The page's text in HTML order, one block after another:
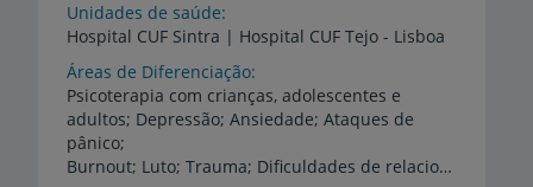
Unidades de saúde
Hospital CUF Sintra | Hospital CUF Tejo - Lisboa
Áreas de Diferenciação
Psicoterapia com crianças, adolescentes e
adultos; Depressão; Ansiedade; Ataques de
pânico;
Burnout; Luto; Trauma; Dificuldades de relacionamento; Irrequietude da criança (déficit de atenção, hiperatividade); Perturbações do comportamento alimentar (anorexia nervosa, bulimia, obesidade); Pré-concepção, gravidez e pós-parto (depressão / ansiedade); Apoio psicológico na infertilidade; Dificuldades na relação mãe-bebé